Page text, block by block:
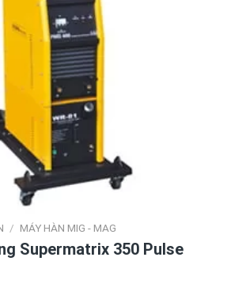
/ MÁY HÀN MIG - MAG
Supermatrix 350 Pulse